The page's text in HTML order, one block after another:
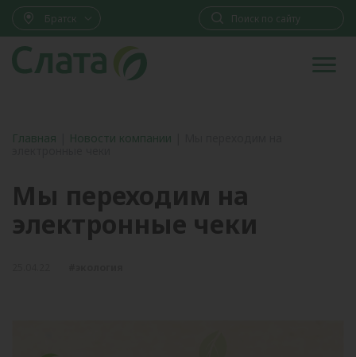
Братск
Главная Новости компании
Мы переходим на
электронные чеки